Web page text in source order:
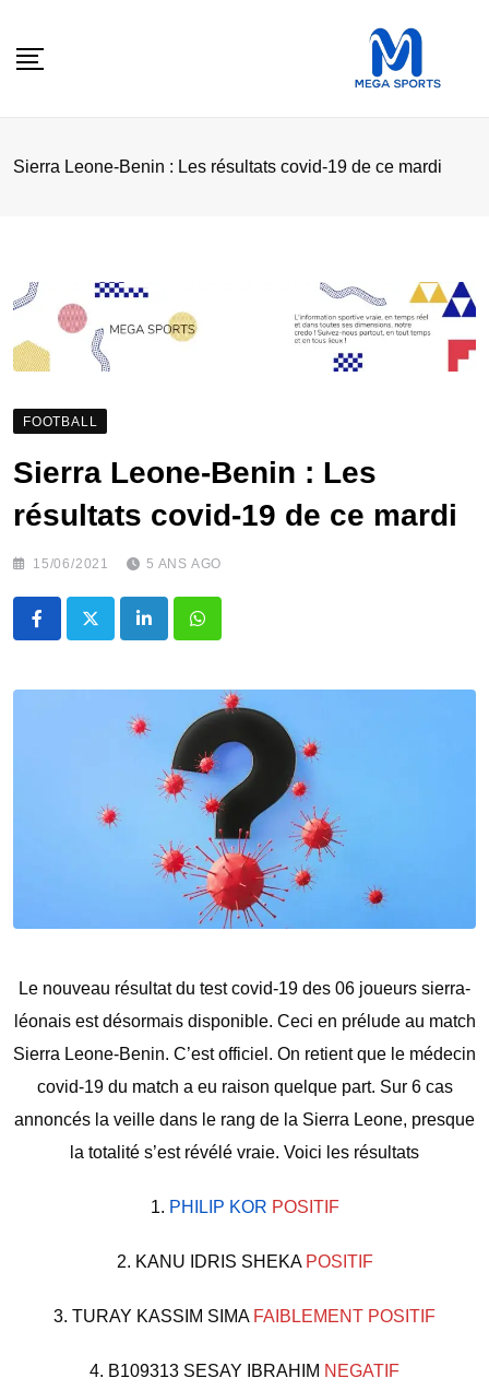
Sierra Leone-Benin : Les résultats covid-19 de ce mardi
FOOTBALL
Sierra Leone-Benin : Les
résultats covid-19 de ce mardi
15/06/2021 5 ANS AGO
LinkedInWhatsapp
Le nouveau résultat du test covid-19 des 06 joueurs sierra-
léonais est désormais disponible. Ceci en prélude au match
Sierra Leone-Benin. C’est officiel. On retient que le médecin
covid-19 du match a eu raison quelque part. Sur 6 cas
annoncés la veille dans le rang de la Sierra Leone, presque
la totalité s’est révélé vraie. Voici les résultats
1. PHILIP KOR POSITIF
2. KANU IDRIS SHEKA POSITIF
3. TURAY KASSIM SIMAFAIBLEMENT POSITIF
4. B109313 SESAY IBRAHIM NEGATIF